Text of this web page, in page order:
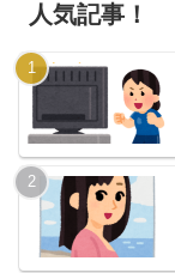
人気記事！